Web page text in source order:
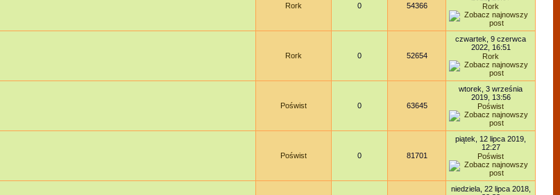
Rork 0 54366
Rork
Rork 0 52654
czwartek, 9 czerwca
2022, 16:51
Rork
Poświst 0 63645
wtorek, 3 września
2019, 13:56
Poświst
Poświst 0 81701
piątek, 12 lipca 2019,
12:27
Poświst
niedziela, 22 lipca 2018,